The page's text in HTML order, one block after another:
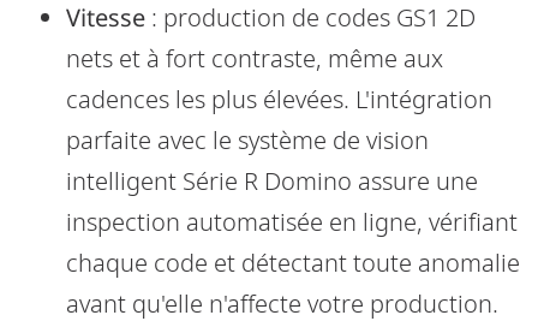
Vitesse : production de codes GS1 2D
nets et à fort contraste, même aux
cadences les plus élevées. L'intégration
parfaite avec le système de vision
intelligent Série R Domino assure une
inspection automatisée en ligne, vérifiant
chaque code et détectant toute anomalie
avant qu'elle n'affecte votre production.